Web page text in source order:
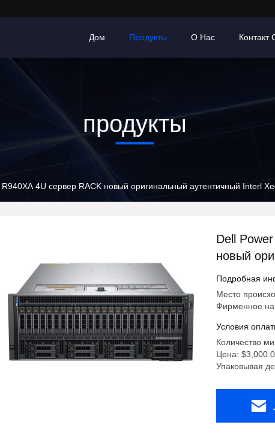
Дом Продукты О Нас
продукты
4U сервер RACK новый оригинальный аутентичный Interl
Dell
новый
XeonXeon
Подробная
Место
Фирменное
Условия
Количество
Цена:
Упаковывая